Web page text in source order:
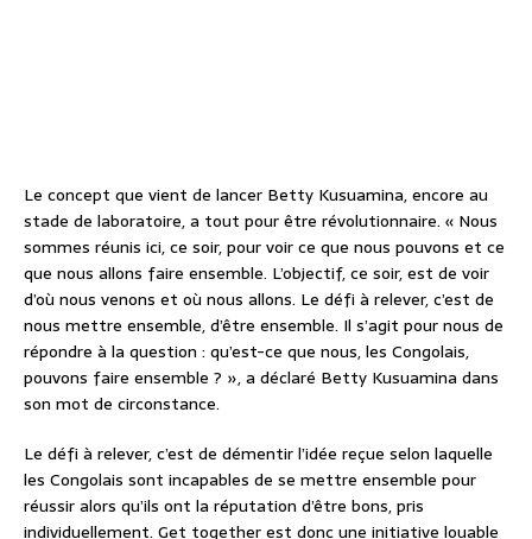
Le concept que vient de lancer Betty Kusuamina, encore au
stade de laboratoire, a tout pour être révolutionnaire. « Nous
sommes réunis ici, ce soir, pour voir ce que nous pouvons et ce
que nous allons faire ensemble. L’objectif, ce soir, est de voir
d’où nous venons et où nous allons. Le défi à relever, c’est de
nous mettre ensemble, d’être ensemble. Il s’agit pour nous de
répondre à la question : qu’est-ce que nous, les Congolais,
pouvons faire ensemble ? », a déclaré Betty Kusuamina dans
son mot de circonstance.
Le défi à relever, c’est de démentir l’idée reçue selon laquelle
les Congolais sont incapables de se mettre ensemble pour
réussir alors qu’ils ont la réputation d’être bons, pris
individuellement. Get together est donc une initiative louable